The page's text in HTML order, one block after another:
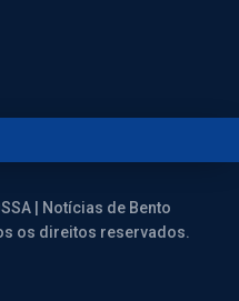
| Notícias de Bento
os direitos reservados.